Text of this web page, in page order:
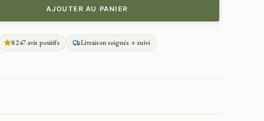
AJOUTER AU PANIER
8 247 avis positifs
Livraison soignée + suivi